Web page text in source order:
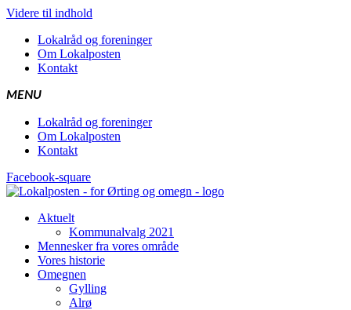
Videre til indhold
Lokal­råd og foreninger
Om Lokal­po­sten
Kon­takt
Lokal­råd og foreninger
Om Lokal­po­sten
Kon­takt
Facebook-square
Aktu­elt
Kom­mu­nalvalg 2021
Men­ne­sker fra vores område
Vores histo­rie
Omeg­nen
Gyl­ling
Alrø